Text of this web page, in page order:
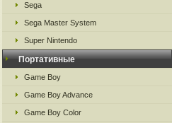
Sega
Sega Master System
Super Nintendo
Портативные
Game Boy
Game Boy Advance
Game Boy Color